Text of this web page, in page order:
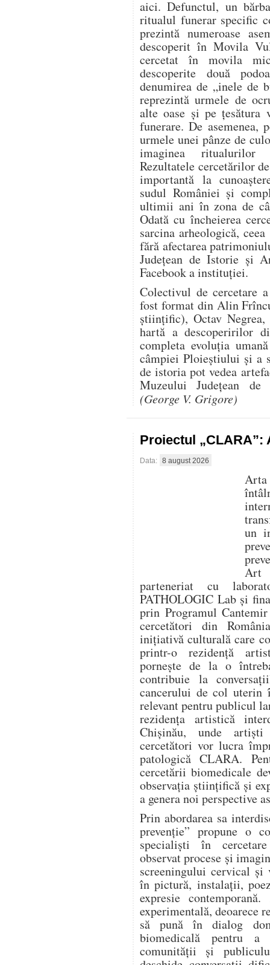
aici. Defunctul, un
ritualul funerar specific
prezintă numeroase
descoperit în Movila
cercetat în movila
descoperite două
denumirea de „inele de
reprezintă urmele de
alte oase și pe țesătura
funerare. De asemenea,
urmele unei pânze de
imaginea ritualurilor
Rezultatele cercetărilor
importantă la
sudul României și
ultimii ani în zona de
Odată cu încheierea
sarcina arheologică,
fără afectarea
Județean de Istorie și
Facebook a instituției.
Colectivul de
fost format din Alin
științific), Octav
hartă a descoperirilor
completa evoluția
câmpiei Ploieștiului și a
de istoria pot vedea
Muzeului Județean
(George V. Grigore)
Proiectul „CLARA”:
Data: 8 august 2026
un
Art
parteneriat cu
PATHOLOGIC Lab și
prin Programul
cercetători din
inițiativă culturală care
printr-o rezidență
pornește de la o
contribuie la
cancerului de col uterin
relevant pentru publicul
rezidența artistică
Chișinău, unde
cercetători vor lucra
patologică CLARA.
cercetării biomedicale
observația științifică și
a genera noi perspective
Prin abordarea sa
prevenție” propune o
specialiști în
observat procese și
screeningului cervical și
în pictură, instalații,
expresie
experimentală, deoarece
să pună în dialog
biomedicală pentru a
comunității și